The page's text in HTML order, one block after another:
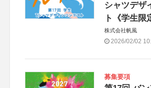
シャツデザ
ト《学生限
株式会社帆風
2026/02/02
募集要項